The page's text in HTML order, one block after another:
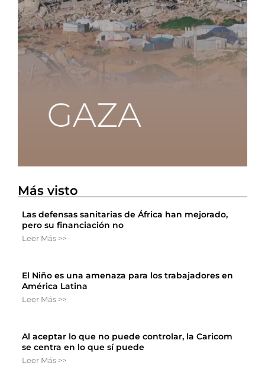
Más visto
Las defensas sanitarias de África han mejorado,
pero su financiación no
Leer Más >>
El Niño es una amenaza para los trabajadores en
América Latina
Leer Más >>
Al aceptar lo que no puede controlar, la Caricom
se centra en lo que sí puede
Leer Más >>